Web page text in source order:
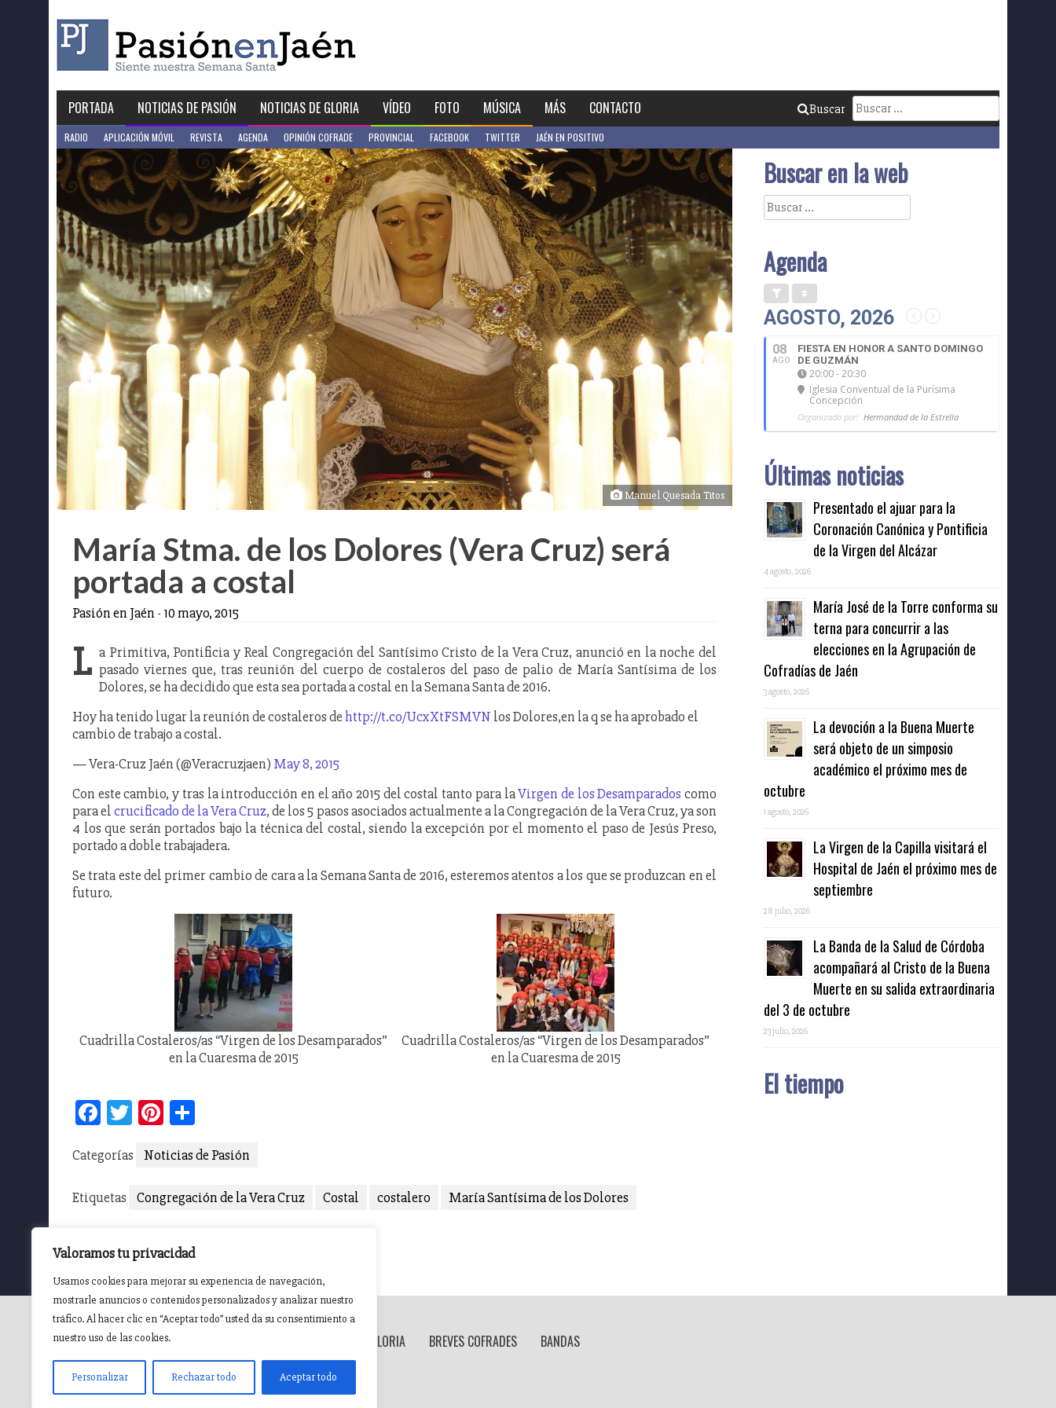
Valoramos tu privacidad
Usamos cookies para mejorar su experiencia de navegación,
mostrarle anuncios o contenidos personalizados y analizar nuestro
tráfico. Al hacer clic en “Aceptar todo” usted da su consentimiento a
nuestro uso de las cookies.
Personalizar Rechazar todo Aceptar todo
PORTADA NOTICIAS DE PASIÓN NOTICIAS DE GLORIA VÍDEO FOTO MÚSICA MÁS CONTACTO
RADIO APLICACIÓN MÓVIL REVISTA AGENDA OPINIÓN COFRADE PROVINCIAL FACEBOOK TWITTER JAÉN EN POSITIVO
Buscar:
Buscar
Manuel Quesada Titos
María Stma. de los Dolores (Vera Cruz) será
portada a costal
Pasión en Jaén - 10 mayo, 2015
L a Primitiva, Pontificia y Real Congregación del Santísimo Cristo de la Vera Cruz, anunció en la noche del
pasado viernes que, tras reunión del cuerpo de costaleros del paso de palio de María Santísima de los
Dolores, se ha decidido que esta sea portada a costal en la Semana Santa de 2016.
Hoy ha tenido lugar la reunión de costaleros de http://t.co/UcxXtFSMVN los Dolores,en la q se ha aprobado el
cambio de trabajo a costal.
— Vera-Cruz Jaén (@Veracruzjaen) May 8, 2015
Con este cambio, y tras la introducción en el año 2015 del costal tanto para laVirgen de los Desamparados como
para elcrucificado de la Vera Cruz, de los 5 pasos asociados actualmente a la Congregación de la Vera Cruz, ya son
4 los que serán portados bajo la técnica del costal, siendo la excepción por el momento el paso de Jesús Preso,
portado a doble trabajadera.
Se trata este del primer cambio de cara a la Semana Santa de 2016, esteremos atentos a los que se produzcan en el
futuro.
Cuadrilla Costaleros/as “Virgen de los Desamparados”
en la Cuaresma de 2015
Cuadrilla Costaleros/as “Virgen de los Desamparados”
en la Cuaresma de 2015
Facebook
TwitterPinterest
Categorías Noticias de Pasión
Etiquetas Congregación de la Vera Cruz Costal costalero María Santísima de los Dolores
Todos los comentarios cerrados en la web.
Buscar en la web
Buscar:
Agenda
AGOSTO, 2026
08
AGO
FIESTA EN HONOR A SANTO DOMINGO
DE GUZMÁN
20:00 - 20:30
Iglesia Conventual de la Purísima
Concepción
Organizado por: Hermandad de la Estrella
Últimas noticias
Presentado el ajuar para la
Coronación Canónica y Pontificia
de la Virgen del Alcázar
4 agosto, 2026
María José de la Torre conforma su
terna para concurrir a las
elecciones en la Agrupación de
Cofradías de Jaén
3 agosto, 2026
La devoción a la Buena Muerte
será objeto de un simposio
académico el próximo mes de
octubre
1 agosto, 2026
La Virgen de la Capilla visitará el
Hospital de Jaén el próximo mes de
septiembre
28 julio, 2026
La Banda de la Salud de Córdoba
acompañará al Cristo de la Buena
Muerte en su salida extraordinaria
del 3 de octubre
23 julio, 2026
El tiempo
INICIO AGENDA NOTICIAS DE GLORIA BREVES COFRADES BANDAS
Pasión en Jaén ® v5.0.1. 2015 Sitio desarrollado y mantenido porwitandbit